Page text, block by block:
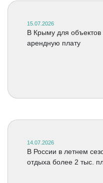
15.07.2026
В Крыму для объектов
арендную плату
14.07.2026
В России в летнем
отдыха более 2 тыс.